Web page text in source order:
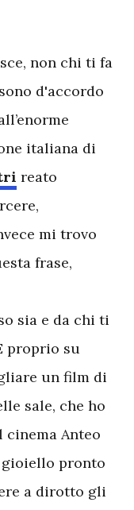
non chi ti fa
d'accordo
italiana di
reato
mi trovo
frase,
sia e da chi ti
proprio su
un film di
sale, che ho
cinema Anteo
gioiello pronto
a dirotto gli